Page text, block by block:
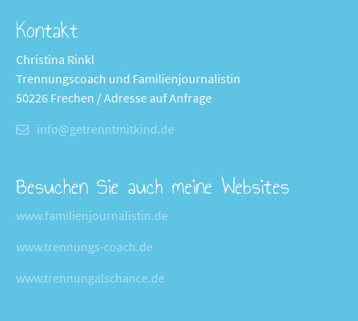
Kontakt
Christina Rinkl
Trennungscoach und Familienjournalistin
50226 Frechen / Adresse auf Anfrage
info@getrenntmitkind.de
Besuchen Sie auch meine Websites
www.familienjournalistin.de
www.trennungs-coach.de
www.trennungalschance.de